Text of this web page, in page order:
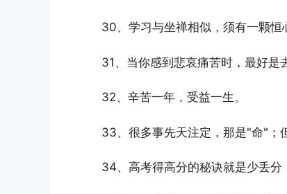
30、学习与坐禅相似，须有一颗恒
31、当你感到悲哀痛苦时，最好是
32、辛苦一年，受益一生。
33、很多事先天注定，那是"命"；
34、高考得高分的秘诀就是少丢分